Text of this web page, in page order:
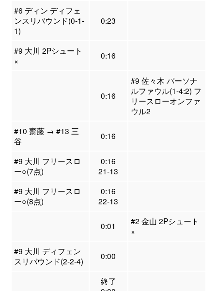
#6 ディン ディフェ
ンスリバウンド(0-1-
1)
0:23
#9 大川 2Pシュート
×
0:16
0:16
#9 佐々木 パーソナ
ルファウル(1-4:2) フ
リースローオンファ
ウル2
#10 齋藤 → #13 三
谷
0:16
#9 大川 フリースロ
ー○(7点)
0:16
21-13
#9 大川 フリースロ
ー○(8点)
0:16
22-13
0:01
#2 金山 2Pシュート
×
#9 大川 ディフェン
スリバウンド(2-2-4)
0:00
終了